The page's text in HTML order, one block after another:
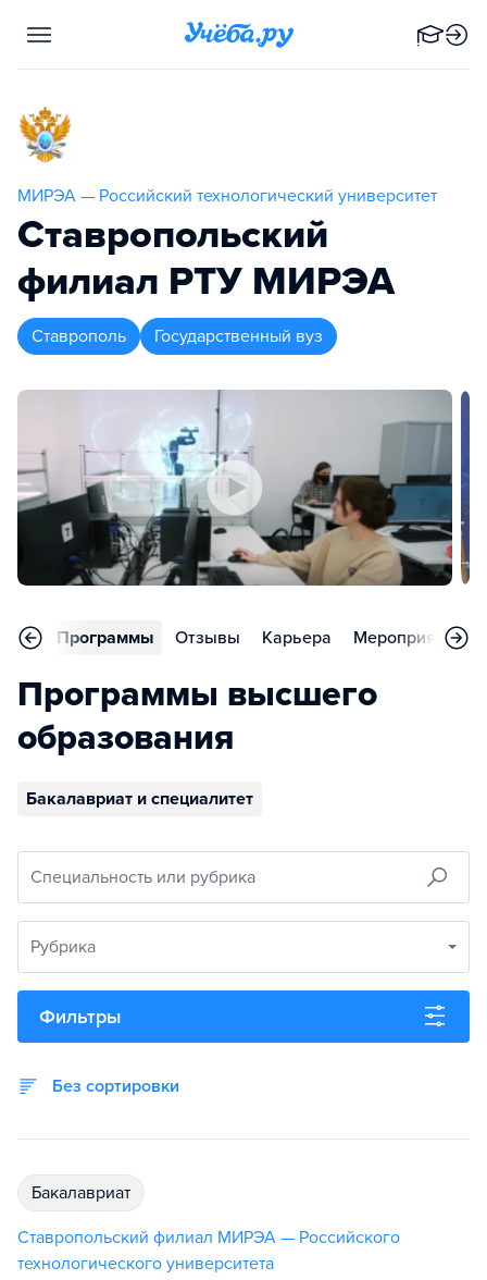
МИРЭА — Российский технологический университет
Ставропольский
филиал РТУ МИРЭА
Ставрополь Государственный вуз
Программы Отзывы Карьера Мероприятия
Программы высшего
образования
Бакалавриат и специалитет
Специальность или рубрика
Рубрика
Фильтры
Без сортировки
бакалавриат
Ставропольский филиал МИРЭА — Российского
технологического университета